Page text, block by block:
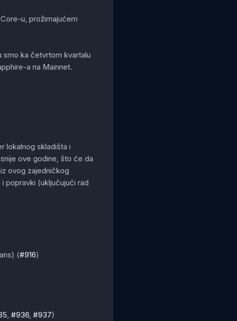
u, prožimajućem
smo ka četvrtom kvartalu
a na Mainnet.
lokalnog skladišta i
ove godine, što će da
ovog zajedničkog
popravki (uključujući rad
(#916)
#936, #937)